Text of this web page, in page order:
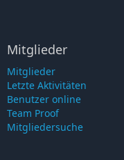
Mitglieder
Mitglieder
Letzte Aktivitäten
Benutzer online
Team Proof
Mitgliedersuche